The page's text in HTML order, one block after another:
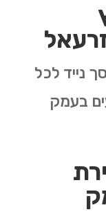
נייד לכל
בעמק